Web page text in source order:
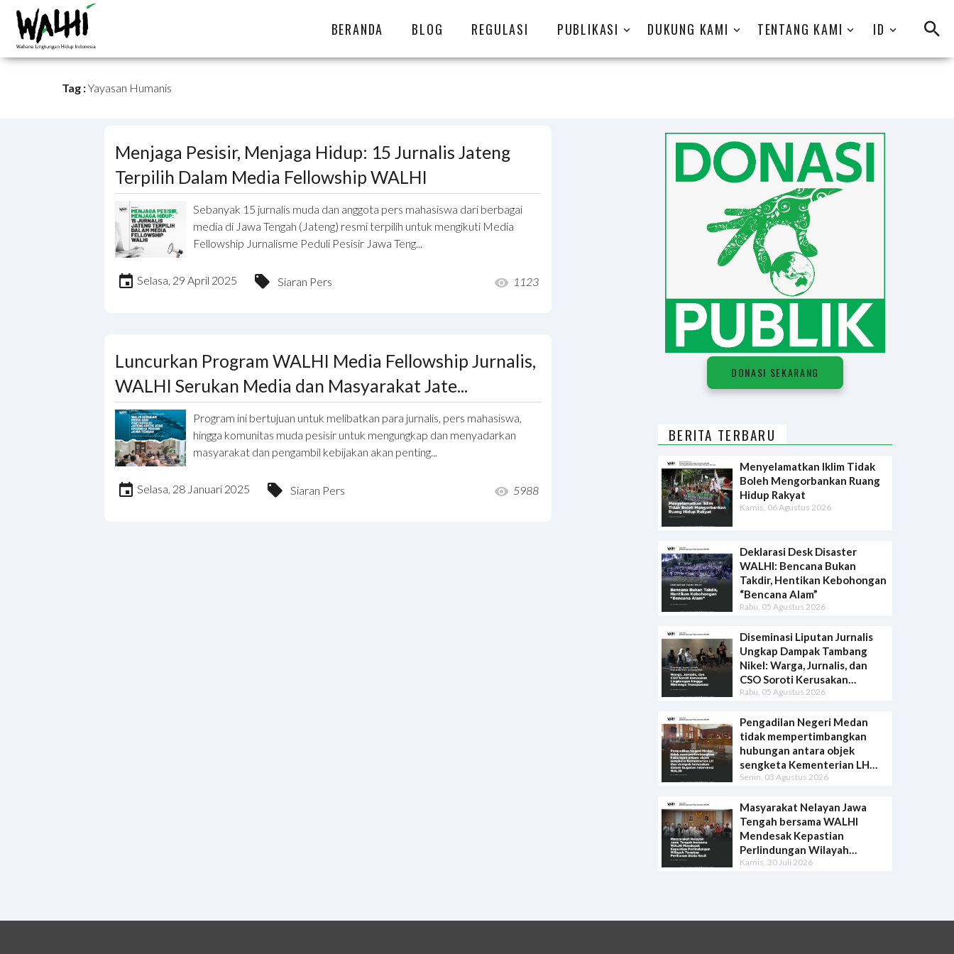
BERANDA BLOG REGULASI PUBLIKASI DUKUNG KAMI TENTANG KAMI ID
Tag :Yayasan Humanis
Menjaga Pesisir, Menjaga Hidup: 15 Jurnalis Jateng
Terpilih Dalam Media Fellowship WALHI
Sebanyak 15 jurnalis muda dan anggota pers mahasiswa dari berbagai
media di Jawa Tengah (Jateng) resmi terpilih untuk mengikuti Media
Fellowship Jurnalisme Peduli Pesisir Jawa Teng...
Selasa, 29 April 2025 Siaran Pers 1123
Luncurkan Program WALHI Media Fellowship Jurnalis,
WALHI Serukan Media dan Masyarakat Jate...
Program ini bertujuan untuk melibatkan para jurnalis, pers mahasiswa,
hingga komunitas muda pesisir untuk mengungkap dan menyadarkan
masyarakat dan pengambil kebijakan akan penting...
Selasa, 28 Januari 2025 Siaran Pers 5988
DONASI SEKARANG
BERITA TERBARU
Menyelamatkan Iklim Tidak
Boleh Mengorbankan Ruang
Hidup Rakyat
Kamis, 06 Agustus 2026
Deklarasi Desk Disaster
WALHI: Bencana Bukan
Takdir, Hentikan Kebohongan
“Bencana Alam”
Rabu, 05 Agustus 2026
Diseminasi Liputan Jurnalis
Ungkap Dampak Tambang
Nikel: Warga, Jurnalis, dan
CSO Soroti Kerusakan
Lingkungan hingga Minimnya
Rabu, 05 Agustus 2026
Pengadilan Negeri Medan
tidak mempertimbangkan
hubungan antara objek
sengketa Kementerian LH
dan dampak kerusakan dalam
Senin, 03 Agustus 2026
Masyarakat Nelayan Jawa
Tengah bersama WALHI
Mendesak Kepastian
Perlindungan Wilayah
Tangkap Perikanan Skala Kecil
Kamis, 30 Juli 2026